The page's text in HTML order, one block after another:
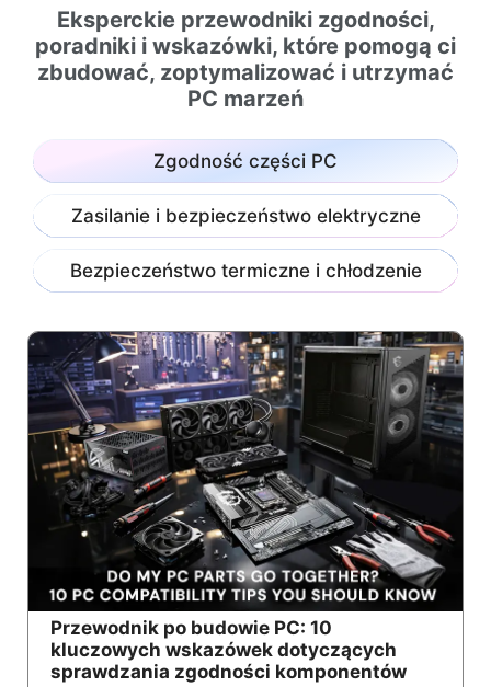
Eksperckie przewodniki zgodności,
poradniki i wskazówki, które pomogą ci
zbudować, zoptymalizować i utrzymać
PC marzeń
Zgodność części PC
Zasilanie i bezpieczeństwo elektryczne
Bezpieczeństwo termiczne i chłodzenie
Przewodnik po budowie PC: 10
kluczowych wskazówek dotyczących
sprawdzania zgodności komponentów